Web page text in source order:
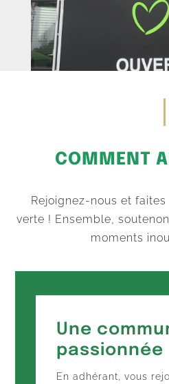
COMMENT
Rejoignez-nous et faites
verte ! Ensemble,
moments
Une
passionnée
En adhérant, vous